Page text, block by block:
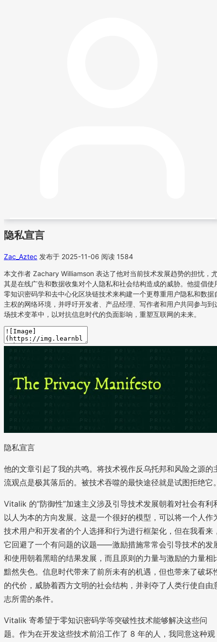
隐私宣言
Zac_Aztec 发布于 2025-11-06 阅读 1584
本文作者 Zachary Williamson 表达了他对当前技术发展趋势的担忧，
其是在线广告和数据收集对个人隐私和社会结构造成的威胁。他提倡使
零知识密码学和去中心化区块链技术来构建一个更尊重用户隐私和数据
主权的网络环境，并呼吁开发者、产品经理、写作者和用户共同参与到
场技术变革中，以对抗信息时代的负面影响，重塑互联网的未来。
隐私宣言
他的文章引起了我的共鸣。将技术视作反乌托邦和风险之源的
流观点是极其落后的。被技术吞噬的最快途径就是试图拒绝它
Vitalik 的“防御性”加速主义涉及引导技术发展朝着对社会有利
以人为本的方向发展。这是一个很好的模型，可以将一个人作
技术用户和开发者的个人选择和行为进行框架化，但在我看来
它回避了一个有问题的议题——激励措施常常会引导技术的发
和使用朝着黑暗的结果发展，而且原则的力量与激励的力量相
黯然失色。信息时代带来了前所未有的机遇，但也带来了破坏
的代价，威胁着西方文明的社会结构，并剥夺了人类行使自由
志所需的条件。
Vitalik 寄希望于零知识密码学等突破性技术能够解决这些问
题。作为在开发这些技术前沿工作了 8 年的人，我同意这种观